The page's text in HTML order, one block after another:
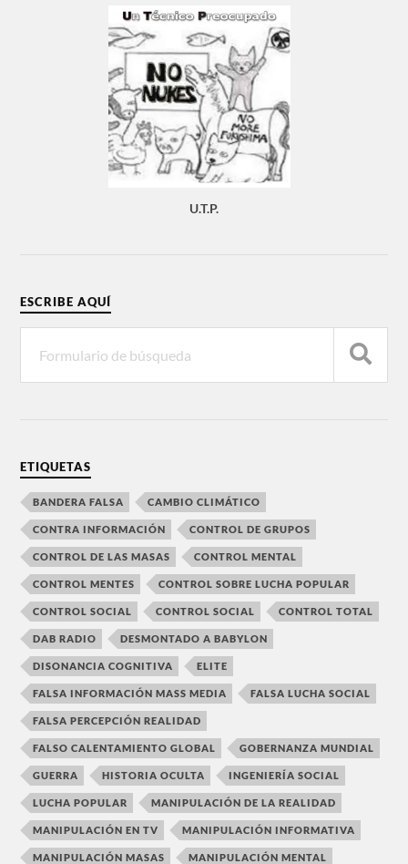
U.T.P.
ESCRIBE AQUÍ
ETIQUETAS
BANDERA FALSA CAMBIO CLIMÁTICO
CONTRA INFORMACIÓN CONTROL DE GRUPOS
CONTROL DE LAS MASAS CONTROL MENTAL
CONTROL MENTES CONTROL SOBRE LUCHA POPULAR
CONTROL SOCIAL CONTROL SOCIAL CONTROL TOTAL
DAB RADIO DESMONTADO A BABYLON
DISONANCIA COGNITIVA ELITE
FALSA INFORMACIÓN MASS MEDIA FALSA LUCHA SOCIAL
FALSA PERCEPCIÓN REALIDAD
FALSO CALENTAMIENTO GLOBAL GOBERNANZA MUNDIAL
GUERRA HISTORIA OCULTA INGENIERÍA SOCIAL
LUCHA POPULAR MANIPULACIÓN DE LA REALIDAD
MANIPULACIÓN EN TV MANIPULACIÓN INFORMATIVA
MANIPULACIÓN MASAS MANIPULACIÓN MENTAL